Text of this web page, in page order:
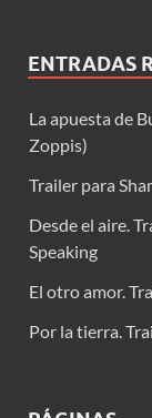
ENTRADAS
La apuesta de
Zoppis)
Trailer para
Desde el aire.
Speaking
El otro amor.
Por la tierra.